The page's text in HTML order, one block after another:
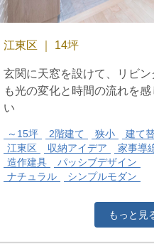
江東区 ｜ 14坪
玄関に天窓を設けて、リビン
も光の変化と時間の流れを感
い
～15坪 2階建て 狭小
建て
江東区
収納アイデア
家事導
造作建具
パッシブデザイン
ナチュラル
シンプルモダン
もっと見